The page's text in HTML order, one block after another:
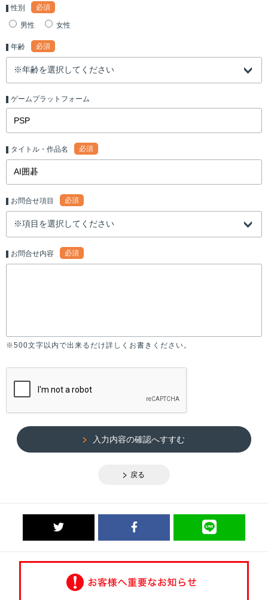
性別 必須
男性 女性
年齢 必須
ゲームプラットフォーム
タイトル・作品名 必須
お問合せ項目 必須
お問合せ内容 必須
※500文字以内で出来るだけ詳しくお書きください。
戻る
入力内容の確認へすすむ